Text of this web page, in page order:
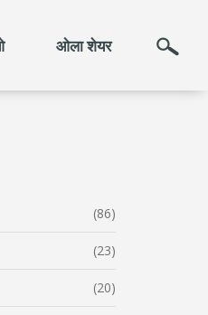
ओला शेयर
(86)
(23)
(20)